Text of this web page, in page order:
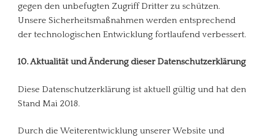
gegen den unbefugten Zugriff Dritter zu schützen.
Unsere Sicherheitsmaßnahmen werden entsprechend
der technologischen Entwicklung fortlaufend verbessert.
10. Aktualität und Änderung dieser Datenschutzerklärung
Diese Datenschutzerklärung ist aktuell gültig und hat den
Stand Mai 2018.
Durch die Weiterentwicklung unserer Website und